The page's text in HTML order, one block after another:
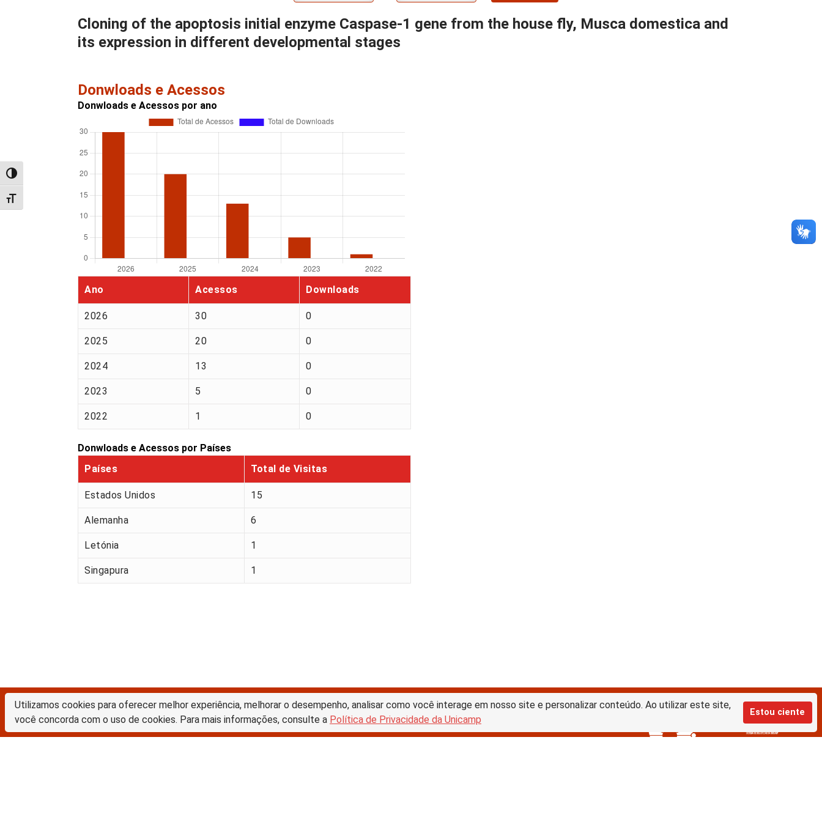
Utilizamos cookies para oferecer melhor experiência, melhorar o desempenho, analisar como você interage em nosso site e personalizar conteúdo. Ao utilizar este site,
você concorda com o uso de cookies. Para mais informações, consulte a Política de Privacidade da Unicamp
Estou ciente
Alternar alto contraste
Alternar tamanho da fonte
Cloning of the apoptosis initial enzyme Caspase-1 gene from the house fly, Musca domestica and
its expression in different developmental stages
Donwloads e Acessos
Donwloads e Acessos por ano
Ano Acessos Downloads
2026 30 0
2025 20 0
2024 13 0
2023 5 0
2022 1 0
Donwloads e Acessos por Países
Países
Total de Visitas
Estados Unidos 15
Alemanha 6
Letónia 1
Singapura 1
Biblioteca Digital da Unicamp
Prédio da Biblioteca Central Cesar Lattes